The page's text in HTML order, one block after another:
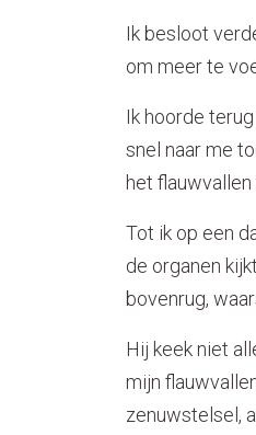
Ik besloot
om meer te
Ik hoorde
snel naar me
het flauwvallen
Tot ik op een
de organen
bovenrug,
Hij keek niet
mijn
zenuwstelsel,